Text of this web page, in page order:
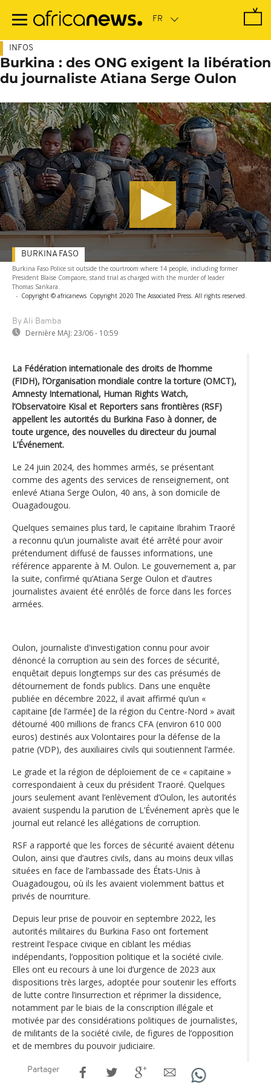
contenu
INFOS
Burkina : des ONG exigent la libération
du journaliste Atiana Serge Oulon
Burkina Faso Police sit outside the courtroom where 14 people, including former
President Blaise Compaore, stand trial as charged with the murder of leader
Thomas Sankara.
- Copyright © africanews Copyright 2020 The Associated Press. All rights reserved.
By Ali Bamba
Dernière MAJ: 23/06 - 10:59
BURKINA FASO
La Fédération internationale des droits de l’homme
(FIDH), l’Organisation mondiale contre la torture (OMCT),
Amnesty International, Human Rights Watch,
l’Observatoire Kisal et Reporters sans frontières (RSF)
appellent les autorités du Burkina Faso à donner, de
toute urgence, des nouvelles du directeur du journal
L’Événement.
Le 24 juin 2024, des hommes armés, se présentant
comme des agents des services de renseignement, ont
enlevé Atiana Serge Oulon, 40 ans, à son domicile de
Ouagadougou.
Quelques semaines plus tard, le capitaine Ibrahim Traoré
a reconnu qu’un journaliste avait été arrêté pour avoir
prétendument diffusé de fausses informations, une
référence apparente à M. Oulon. Le gouvernement a, par
la suite, confirmé qu’Atiana Serge Oulon et d’autres
journalistes avaient été enrôlés de force dans les forces
armées.
Oulon, journaliste d'investigation connu pour avoir
dénoncé la corruption au sein des forces de sécurité,
enquêtait depuis longtemps sur des cas présumés de
détournement de fonds publics. Dans une enquête
publiée en décembre 2022, il avait affirmé qu’un «
capitaine [de l’armée] de la région du Centre-Nord » avait
détourné 400 millions de francs CFA (environ 610 000
euros) destinés aux Volontaires pour la défense de la
patrie (VDP), des auxiliaires civils qui soutiennent l’armée.
Le grade et la région de déploiement de ce « capitaine »
correspondaient à ceux du président Traoré. Quelques
jours seulement avant l’enlèvement d’Oulon, les autorités
avaient suspendu la parution de L’Événement après que le
journal eut relancé les allégations de corruption.
RSF a rapporté que les forces de sécurité avaient détenu
Oulon, ainsi que d’autres civils, dans au moins deux villas
situées en face de l’ambassade des États-Unis à
Ouagadougou, où ils les avaient violemment battus et
privés de nourriture.
Depuis leur prise de pouvoir en septembre 2022, les
autorités militaires du Burkina Faso ont fortement
restreint l’espace civique en ciblant les médias
indépendants, l’opposition politique et la société civile.
Elles ont eu recours à une loi d’urgence de 2023 aux
dispositions très larges, adoptée pour soutenir les efforts
de lutte contre l’insurrection et réprimer la dissidence,
notamment par le biais de la conscription illégale et
motivée par des considérations politiques de journalistes,
de militants de la société civile, de figures de l’opposition
et de membres du pouvoir judiciaire.
Partager